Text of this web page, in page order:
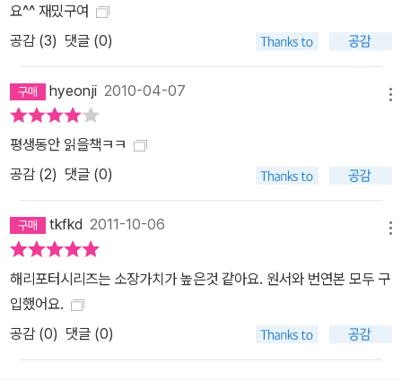
요^^ 재밌구여
공감 (3) 댓글 (0)
hyeonji 2010-04-07
평생동안 읽을책ㅋㅋ
공감 (2) 댓글 (0)
tkfkd 2011-10-06
해리포터시리즈는 소장가치가 높은것 같아요. 원서와 번연본 모두 구
입했어요.
공감 (0) 댓글 (0)